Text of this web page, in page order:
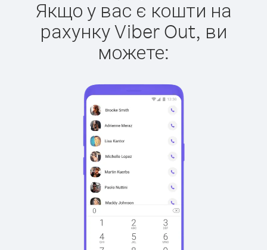
Якщо у вас є кошти на
рахунку Viber Out, ви
можете: